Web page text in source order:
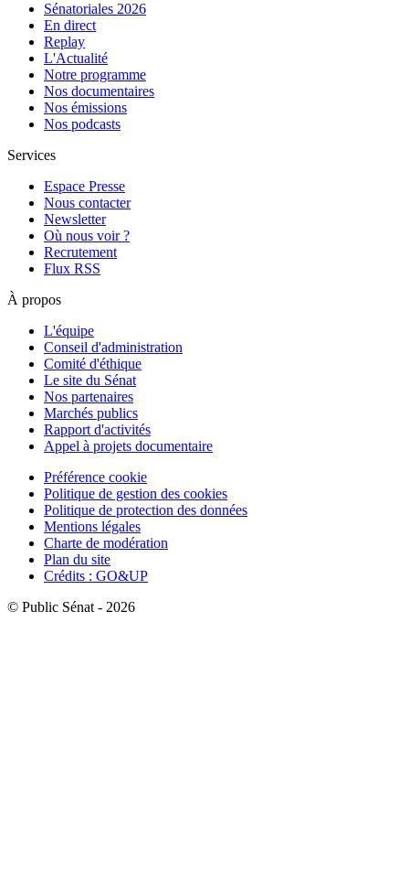
Sénatoriales 2026
En direct
Replay
L'Actualité
Notre programme
Nos documentaires
Nos émissions
Nos podcasts
Services
Espace Presse
Nous contacter
Newsletter
Où nous voir ?
Recrutement
Flux RSS
À propos
L'équipe
Conseil d'administration
Comité d'éthique
Le site du Sénat
Nos partenaires
Marchés publics
Rapport d'activités
Appel à projets documentaire
Préférence cookie
Politique de gestion des cookies
Politique de protection des données
Mentions légales
Charte de modération
Plan du site
Crédits : GO&UP
© Public Sénat - 2026